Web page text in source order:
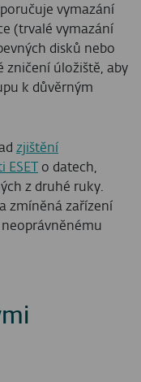
vymazání
(trvalé vymazání
disků nebo
zničení úložiště, aby
k důvěrným
zjištění
ESETo datech,
z druhé ruky.
zmíněná zařízení